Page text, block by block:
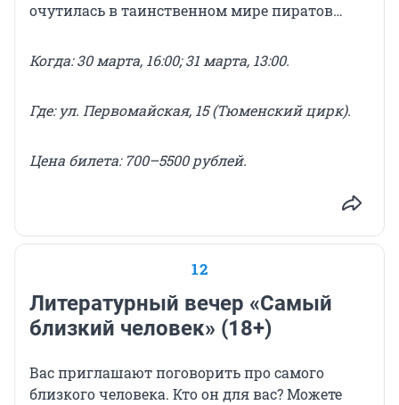
очутилась в таинственном мире пиратов…
Когда: 30 марта, 16:00; 31 марта, 13:00.
Где: ул. Первомайская, 15 (Тюменский цирк).
Цена билета: 700–5500 рублей.
12
Литературный вечер «Самый
близкий человек» (18+)
Вас приглашают поговорить про самого
близкого человека. Кто он для вас? Можете